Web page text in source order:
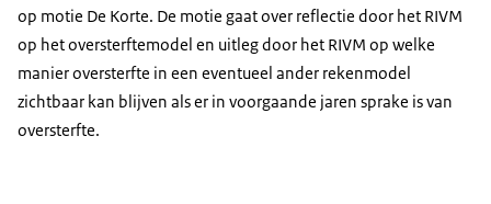
op motie De Korte. De motie gaat over reflectie door het RIVM
op het oversterftemodel en uitleg door het RIVM op welke
manier oversterfte in een eventueel ander rekenmodel
zichtbaar kan blijven als er in voorgaande jaren sprake is van
oversterfte.